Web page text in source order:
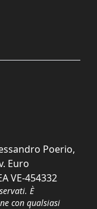
Poerio,
Euro
VE-454332
È
con qualsiasi